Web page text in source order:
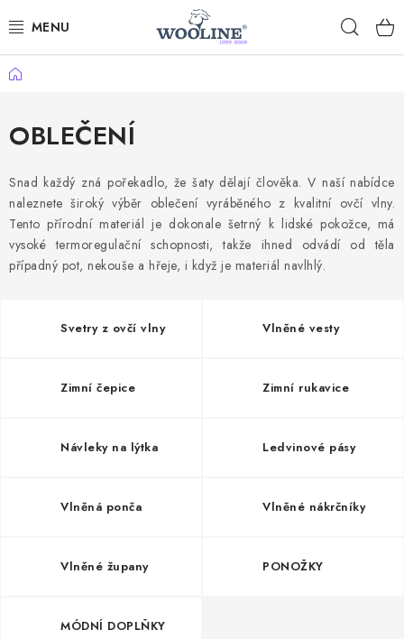
na
AKCE %
DÁRKOVÉ POUKAZY
OBUV
DOMOV A SPANÍ
Moje objednávka
FAQ
Domů
OBLEČENÍ
Snad každý zná pořekadlo, že šaty dělají člověka. V naší nabídce
naleznete široký výběr oblečení vyráběného z kvalitní ovčí vlny.
Tento přírodní materiál je dokonale šetrný k lidské pokožce, má
vysoké termoregulační schopnosti, takže ihned odvádí od těla
případný pot, nekouše a hřeje, i když je materiál navlhlý.
Svetry z ovčí vlny Vlněné vesty
Zimní čepice Zimní rukavice
Návleky na lýtka Ledvinové pásy
Vlněná ponča Vlněné nákrčníky
Vlněné župany PONOŽKY
MÓDNÍ DOPLŇKY